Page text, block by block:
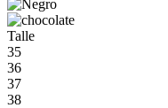
Talle
35
36
37
38